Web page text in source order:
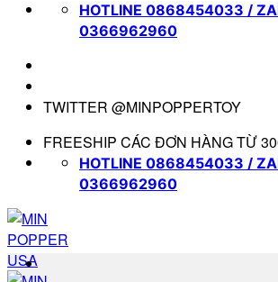
HOTLINE 0868454033 /
0366962960
TWITTER @MINPOPPERTOY
FREESHIP CÁC ĐƠN HÀNG TỪ
HOTLINE 0868454033 /
0366962960